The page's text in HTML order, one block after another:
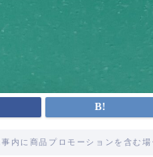
事内に商品プロモーションを含む